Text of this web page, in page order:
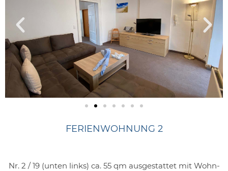
FERIENWOHNUNG 2
Nr. 2 / 19 (unten links) ca. 55 qm ausgestattet mit Wohn-